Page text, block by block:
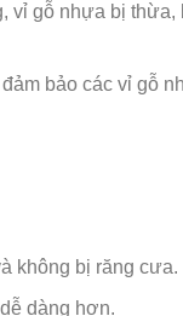
vỉ gỗ nhựa bị
bảo các vỉ gỗ
không bị răng cưa.
dàng hơn.